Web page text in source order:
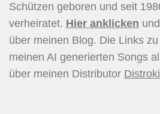
Schützen geboren und seit
verheiratet. Hier anklicken
über meinen Blog. Die Links
meinen AI generierten Songs
über meinen Distributor